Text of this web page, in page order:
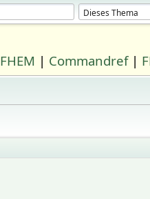
FHEM | Commandref|